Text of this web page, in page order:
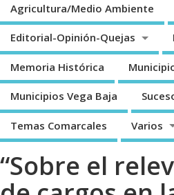
Agricultura/Medio Ambiente
Editorial-Opinión-Quejas
Memoria Histórica
Municipios Vega Baja
Temas Comarcales Varios
“Sobre el